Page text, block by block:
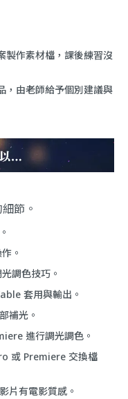
製作素材檔，課後練習沒
，由老師給予個別建議與
節。
。
調色技巧。
套用與輸出。
補光。
進行調光調色。
或 Premiere 交換檔
片有電影質感。